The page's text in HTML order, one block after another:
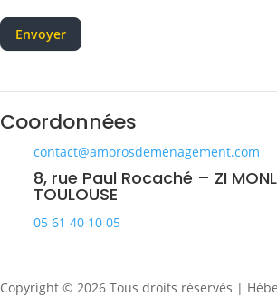
Envoyer
Coordonnées
contact@amorosdemenagement.com
8, rue Paul Rocaché – ZI
TOULOUSE
05 61 40 10 05
Copyright © 2026 Tous droits réservés |